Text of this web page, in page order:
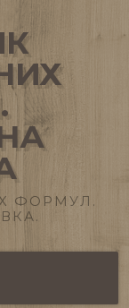
ФОРМУЛ.